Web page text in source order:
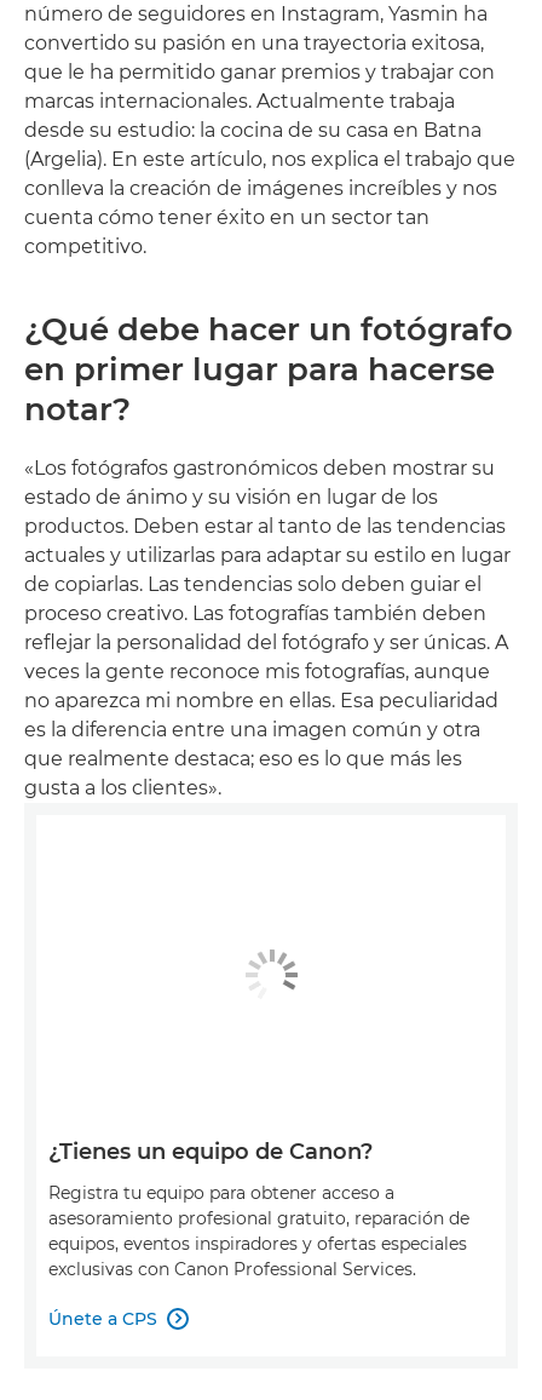
número de seguidores en Instagram, Yasmin ha
convertido su pasión en una trayectoria exitosa,
que le ha permitido ganar premios y trabajar con
marcas internacionales. Actualmente trabaja
desde su estudio: la cocina de su casa en Batna
(Argelia). En este artículo, nos explica el trabajo que
conlleva la creación de imágenes increíbles y nos
cuenta cómo tener éxito en un sector tan
competitivo.
¿Qué debe hacer un fotógrafo
en primer lugar para hacerse
notar?
«Los fotógrafos gastronómicos deben mostrar su
estado de ánimo y su visión en lugar de los
productos. Deben estar al tanto de las tendencias
actuales y utilizarlas para adaptar su estilo en lugar
de copiarlas. Las tendencias solo deben guiar el
proceso creativo. Las fotografías también deben
reflejar la personalidad del fotógrafo y ser únicas. A
veces la gente reconoce mis fotografías, aunque
no aparezca mi nombre en ellas. Esa peculiaridad
es la diferencia entre una imagen común y otra
que realmente destaca; eso es lo que más les
gusta a los clientes».
¿Tienes un equipo de Canon?
Registra tu equipo para obtener acceso a
asesoramiento profesional gratuito, reparación de
equipos, eventos inspiradores y ofertas especiales
exclusivas con Canon Professional Services.
Únete a CPS 